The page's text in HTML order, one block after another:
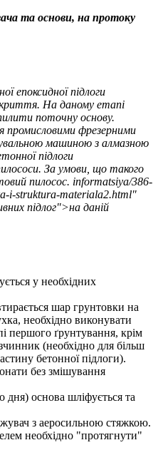
та основи, на протоку
епоксидної підлоги
На даному етапі
поточну основу.
промисловими фрезерними
машиною з алмазною
підлоги
За умови, що такого
пилосос. informatsiya/386-
i-struktura-materiala2.html"
підлог">на даній
у необхідних
шар грунтовки на
необхідно виконувати
першого ґрунтування, крім
(необхідно для більш
бетонної підлоги).
без змішування
дня) основа шліфується та
з аеросильною стяжкою.
необхідно "протягнути"